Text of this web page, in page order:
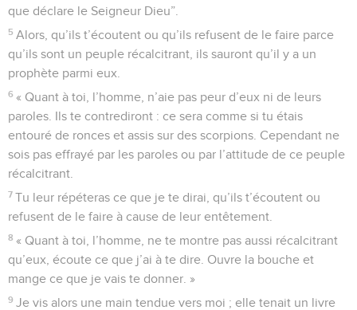
que déclare le Seigneur Dieu”.
5 Alors, qu’ils t’écoutent ou qu’ils refusent de le faire parce
qu’ils sont un peuple récalcitrant, ils sauront qu’il y a un
prophète parmi eux.
6 « Quant à toi, l’homme, n’aie pas peur d’eux ni de leurs
paroles. Ils te contrediront : ce sera comme si tu étais
entouré de ronces et assis sur des scorpions. Cependant ne
sois pas effrayé par les paroles ou par l’attitude de ce peuple
récalcitrant.
7 Tu leur répéteras ce que je te dirai, qu’ils t’écoutent ou
refusent de le faire à cause de leur entêtement.
8 « Quant à toi, l’homme, ne te montre pas aussi récalcitrant
qu’eux, écoute ce que j’ai à te dire. Ouvre la bouche et
mange ce que je vais te donner. »
9 Je vis alors une main tendue vers moi ; elle tenait un livre